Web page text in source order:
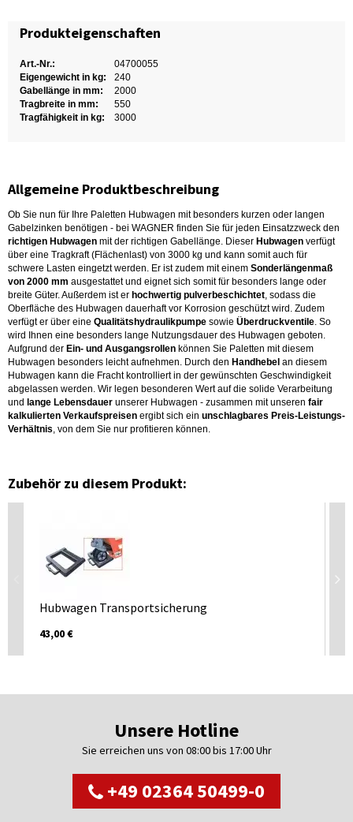
Produkteigenschaften
Art.-Nr.:
04700055
Eigengewicht in kg:
240
Gabellänge in mm:
2000
Tragbreite in mm:
550
Tragfähigkeit in kg:
3000
Allgemeine Produktbeschreibung
Ob Sie nun für Ihre Paletten Hubwagen mit besonders kurzen oder langen
Gabelzinken benötigen - bei WAGNER finden Sie für jeden Einsatzzweck den
richtigen Hubwagen mit der richtigen Gabellänge. Dieser Hubwagen verfügt
über eine Tragkraft (Flächenlast) von 3000 kg und kann somit auch für
schwere Lasten eingetzt werden. Er ist zudem mit einem Sonderlängenmaß
von 2000 mm ausgestattet und eignet sich somit für besonders lange oder
breite Güter. Außerdem ist er hochwertig pulverbeschichtet, sodass die
Oberfläche des Hubwagen dauerhaft vor Korrosion geschützt wird. Zudem
verfügt er über eine Qualitätshydraulikpumpe sowie Überdruckventile. So
wird Ihnen eine besonders lange Nutzungsdauer des Hubwagen geboten.
Aufgrund der Ein- und Ausgangsrollen können Sie Paletten mit diesem
Hubwagen besonders leicht aufnehmen. Durch den Handhebel an diesem
Hubwagen kann die Fracht kontrolliert in der gewünschten Geschwindigkeit
abgelassen werden. Wir legen besonderen Wert auf die solide Verarbeitung
und lange Lebensdauer unserer Hubwagen - zusammen mit unseren fair
kalkulierten Verkaufspreisen ergibt sich ein unschlagbares Preis-Leistungs-
Verhältnis, von dem Sie nur profitieren können.
Zubehör zu diesem Produkt:
Hubwagen Transportsicherung
43,00 €
Unsere Hotline
Sie erreichen uns von 08:00 bis 17:00 Uhr
+49 02364 50499-0